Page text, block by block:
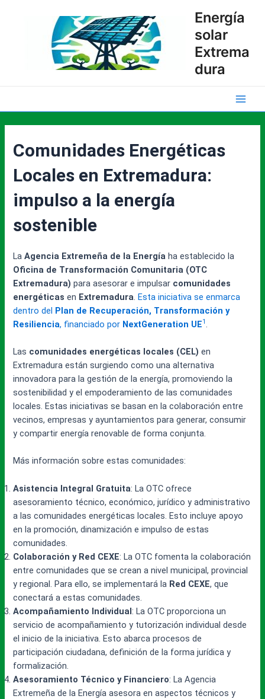
Energía
solar
Extrema
dura
Main
Comunidades Energéticas
Locales en Extremadura:
impulso a la energía
sostenible
LaAgencia Extremeña de la Energía ha establecido la
Oficina de Transformación Comunitaria (OTC
Extremadura) para asesorar e impulsar comunidades
energéticas en Extremadura.Esta iniciativa se enmarca
dentro del Plan de Recuperación, Transformación y
Resiliencia, financiado por NextGeneration UE1.
Las comunidades energéticas locales (CEL) en
Extremadura están surgiendo como una alternativa
innovadora para la gestión de la energía, promoviendo la
sostenibilidad y el empoderamiento de las comunidades
locales. Estas iniciativas se basan en la colaboración entre
vecinos, empresas y ayuntamientos para generar, consumir
y compartir energía renovable de forma conjunta.
Más información sobre estas comunidades:
Asistencia Integral Gratuita: La OTC ofrece
asesoramiento técnico, económico, jurídico y administrativo
a las comunidades energéticas locales. Esto incluye apoyo
en la promoción, dinamización e impulso de estas
comunidades.
Colaboración y Red CEXE: La OTC fomenta la colaboración
entre comunidades que se crean a nivel municipal, provincial
y regional. Para ello, se implementará la Red CEXE, que
conectará a estas comunidades.
Acompañamiento Individual: La OTC proporciona un
servicio de acompañamiento y tutorización individual desde
el inicio de la iniciativa. Esto abarca procesos de
participación ciudadana, definición de la forma jurídica y
formalización.
Asesoramiento Técnico y Financiero: La Agencia
Extremeña de la Energía asesora en aspectos técnicos y